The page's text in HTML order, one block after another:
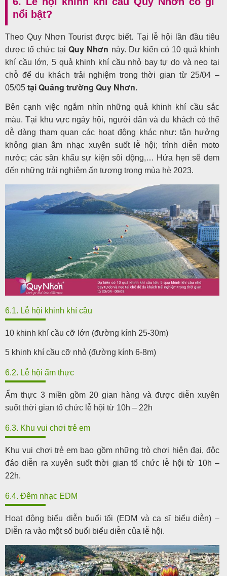
nổi bật?
Theo Quy Nhơn Tourist được biết. Tại lễ hội lần đầu tiêu
được tổ chức tạiQuy Nhơn này. Dự kiến có 10 quả khinh
khí cầu lớn, 5 quả khinh khí cầu nhỏ bay tự do và neo tại
chỗ để du khách trải nghiệm trong thời gian từ 25/04 –
05/05 tại Quảng trường Quy Nhơn.
Bên cạnh việc ngắm nhìn những quả khinh khí cầu sắc
màu. Tại khu vực ngày hội, người dân và du khách có thể
dễ dàng tham quan các hoạt động khác như: tận hưởng
không gian âm nhạc xuyên suốt lễ hội; trình diễn moto
nước; các sân khấu sự kiện sôi dộng,… Hứa hẹn sẽ đem
đến những trải nghiệm ấn tượng trong mùa hè 2023.
6.1. Lễ hội khinh khí cầu
10 khinh khí cầu cỡ lớn (đường kính 25-30m)
5 khinh khí cầu cỡ nhỏ (đường kính 6-8m)
6.2. Lễ hội ẩm thực
Ẩm thực 3 miền gồm 20 gian hàng và được diễn xuyên
suốt thời gian tổ chức lễ hội từ 10h – 22h
6.3. Khu vui chơi trẻ em
Khu vui chơi trẻ em bao gồm những trò chơi hiện đại, độc
đáo diễn ra xuyên suốt thời gian tổ chức lễ hội từ 10h –
22h.
6.4. Đêm nhạc EDM
Hoạt động biểu diễn buổi tối (EDM và ca sĩ biểu diễn) –
Diễn ra vào một số buổi biểu diễn của lễ hội.